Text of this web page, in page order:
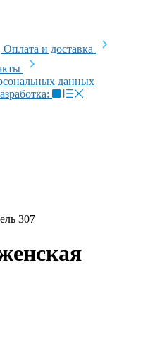
Оплата и доставка
данных
307